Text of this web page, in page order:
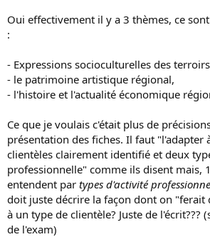
Oui effectivement il y a 3 thèmes, ce
:
- Expressions socioculturelles des
- le patrimoine artistique régional,
- l'histoire et l'actualité économique
Ce que je voulais c'était plus de
présentation des fiches. Il faut "l'adapter
clientèles clairement identifié et deux
professionnelle" comme ils disent mais,
entendent par types d'activité
doit juste décrire la façon dont on
à un type de clientèle? Juste de l'écrit???
de l'exam)